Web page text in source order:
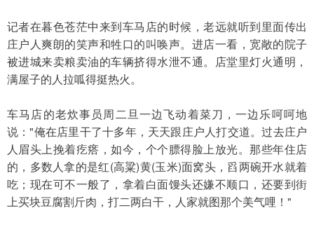
记者在暮色苍茫中来到车马店的时候，老远就听到里面传出
庄户人爽朗的笑声和牲口的叫唤声。进店一看，宽敞的院子
被进城来卖粮卖油的车辆挤得水泄不通。店堂里灯火通明，
满屋子的人拉呱得挺热火。
车马店的老炊事员周二旦一边飞动着菜刀，一边乐呵呵地
说："俺在店里干了十多年，天天跟庄户人打交道。过去庄户
人眉头上挽着疙瘩，如今，个个膘得脸上放光。那些年住店
的，多数人拿的是红(高粱)黄(玉米)面窝头，舀两碗开水就着
吃；现在可不一般了，拿着白面馒头还嫌不顺口，还要到街
上买块豆腐割斤肉，打二两白干，人家就图那个美气哩！"